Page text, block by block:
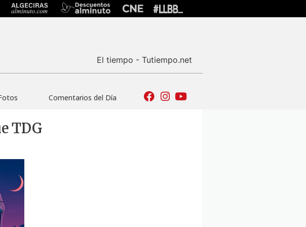
El tiempo - Tutiempo.net
Comentarios del Día
TDG